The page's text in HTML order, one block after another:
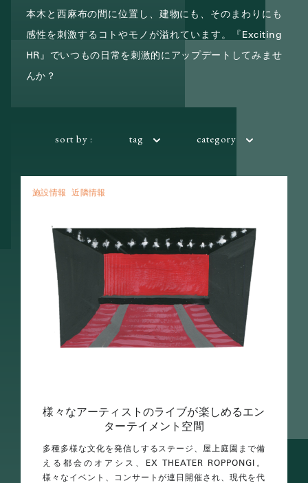
本木と西麻布の間に位置し、建物にも、そのまわりにも
感性を刺激するコトやモノが溢れています。
『Exciting
HR』でいつもの日常を刺激的にアップデートしてみませ
んか？
sort by : tag category
施設情報 近隣情報
様々なアーティストのライブが楽しめるエン
ターテイメント空間
多種多様な文化を発信しするステージ、屋上庭園まで備
える都会のオアシス、EX THEATER ROPPONGI。
様々なイベント、コンサートが連日開催され、現代を代